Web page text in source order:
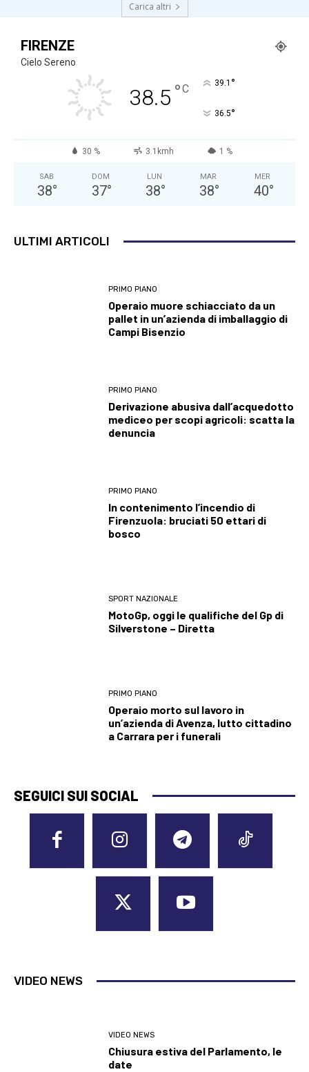
Carica altri
FIRENZE
Cielo Sereno
38.5 °C 39.1 °
36.5°
30 % 3.1kmh 1 %
SAB
38°
DOM
37°
LUN
38°
MAR
38°
MER
40°
ULTIMI ARTICOLI
PRIMO PIANO
Operaio muore schiacciato da un
pallet in un’azienda di imballaggio di
Campi Bisenzio
PRIMO PIANO
Derivazione abusiva dall’acquedotto
mediceo per scopi agricoli: scatta la
denuncia
PRIMO PIANO
In contenimento l’incendio di
Firenzuola: bruciati 50 ettari di
bosco
SPORT NAZIONALE
MotoGp, oggi le qualifiche del Gp di
Silverstone – Diretta
PRIMO PIANO
Operaio morto sul lavoro in
un’azienda di Avenza, lutto cittadino
a Carrara per i funerali
SEGUICI SUI SOCIAL
VIDEO NEWS
VIDEO NEWS
Chiusura estiva del Parlamento, le
date